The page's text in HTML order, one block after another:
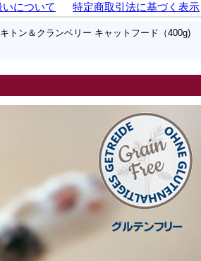
について 特定商取引法に基づく表示
トン＆クランベリー キャットフード（400g)